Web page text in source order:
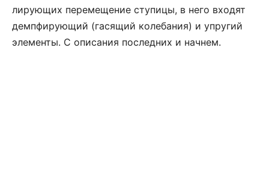
ли­ру­ю­щих пе­ре­ме­ще­ние сту­пи­цы, в не­го вхо­дят
демпфи­ру­ю­щий (га­ся­щий ко­ле­ба­ния) и уп­ру­гий
эле­мен­ты. С опи­са­ния по­след­них и нач­нем.